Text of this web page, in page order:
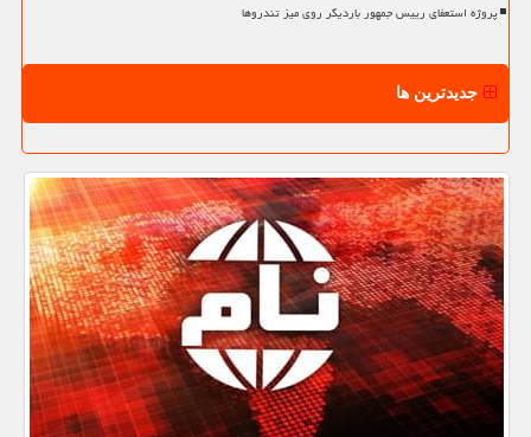
پروژه استعفای رییس جمهور باردیگر روی میز تندروها
جدیدترین ها